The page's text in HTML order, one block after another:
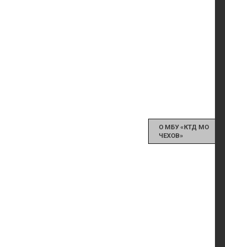
О МБУ «КТД МО
ЧЕХОВ»